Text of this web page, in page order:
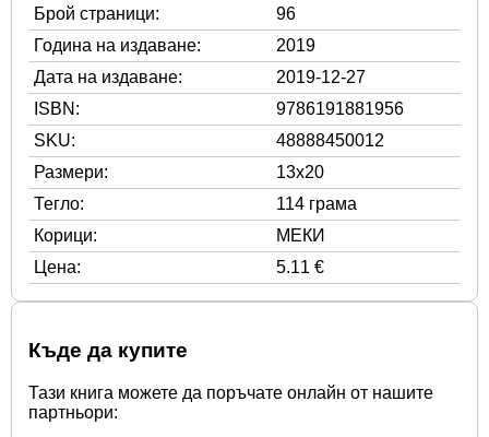
Брой страници:
96
Година на издаване:
2019
Дата на издаване:
2019-12-27
ISBN:
9786191881956
SKU:
48888450012
Размери:
13x20
Тегло:
114 грама
Корици:
МЕКИ
Цена:
5.11 €
Къде да купите
Тази книга можете да поръчате онлайн от нашите
партньори: